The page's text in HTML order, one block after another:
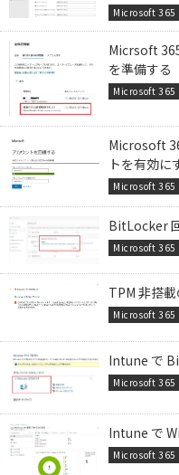
Microsoft 365
Micrsoft
を準備する
Microsoft 365
Microsoft
トを有効に
Microsoft 365
BitLocker
Microsoft 365
TPM 非搭
Microsoft 365
Intune で
Microsoft 365
Intune で
Microsoft 365